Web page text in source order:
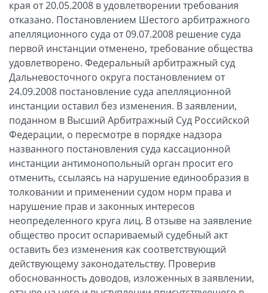
края от 20.05.2008 в удовлетворении требования
отказано. Постановлением Шестого арбитражного
апелляционного суда от 09.07.2008 решение суда
первой инстанции отменено, требование общества
удовлетворено. Федеральный арбитражный суд
Дальневосточного округа постановлением от
24.09.2008 постановление суда апелляционной
инстанции оставил без изменения. В заявлении,
поданном в Высший Арбитражный Суд Российской
Федерации, о пересмотре в порядке надзора
названного постановления суда кассационной
инстанции антимонопольный орган просит его
отменить, ссылаясь на нарушение единообразия в
толковании и применении судом норм права и
нарушение прав и законных интересов
неопределенного круга лиц. В отзыве на заявление
общество просит оспариваемый судебный акт
оставить без изменения как соответствующий
действующему законодательству. Проверив
обоснованность доводов, изложенных в заявлении,